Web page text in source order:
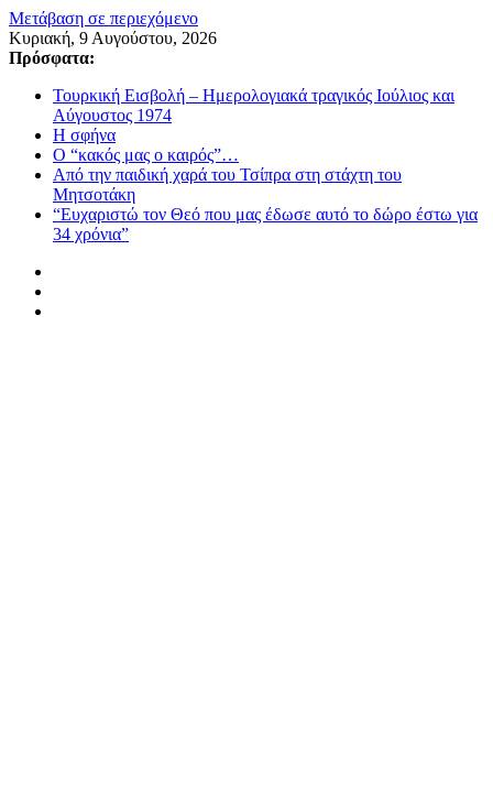
Μετάβαση σε περιεχόμενο
Κυριακή, 9 Αυγούστου, 2026
Πρόσφατα:
Τουρκική Εισβολή – Ημερολογιακά τραγικός Ιούλιος και
Αύγουστος 1974
Η σφήνα
Ο “κακός μας ο καιρός”…
Από την παιδική χαρά του Τσίπρα στη στάχτη του
Μητσοτάκη
“Ευχαριστώ τον Θεό που μας έδωσε αυτό το δώρο έστω για
34 χρόνια”